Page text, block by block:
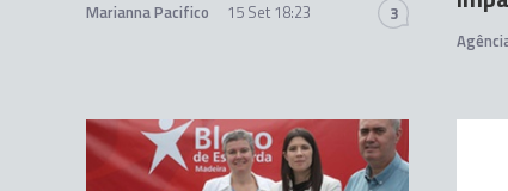
Marianna Pacifico 15 Set 18:23 3